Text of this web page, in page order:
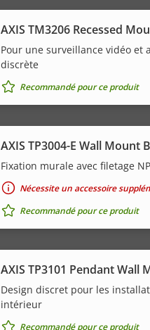
AXIS TM3206 Recessed
Pour une surveillance vidéo et
discrète
Recommandé pour ce produit
AXIS TP3004-E Wall Mount
Fixation murale avec filetage
Nécessite un accessoire
Recommandé pour ce produit
AXIS TP3101 Pendant Wall
Design discret pour les
intérieur
Recommandé pour ce produit